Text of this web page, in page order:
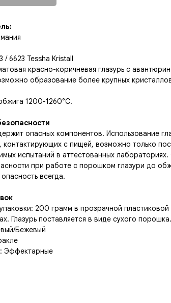
6623 Tessha Kristall
красно-коричневая глазурь с
образование более крупных
1200-1260°С.
опасных компонентов. Использование
контактирующих с пищей, возможно только
испытаний в аттестованных
при работе с порошком глазури до
всегда.
200 грамм в прозрачной
Глазурь поставляется в виде сухого порошка.
Бежевый
Эффектарные